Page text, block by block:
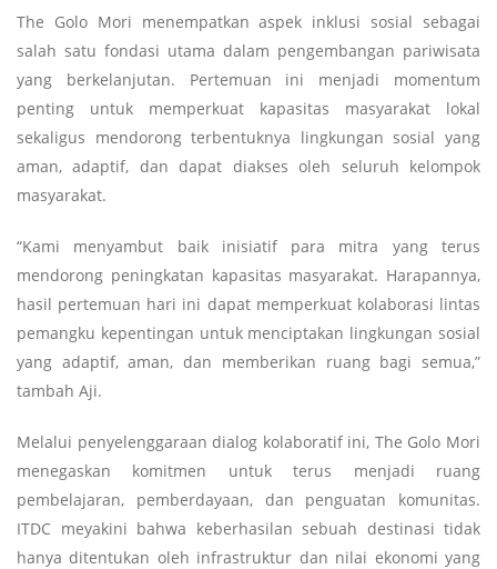
The Golo Mori menempatkan aspek inklusi sosial sebagai
salah satu fondasi utama dalam pengembangan pariwisata
yang berkelanjutan. Pertemuan ini menjadi momentum
penting untuk memperkuat kapasitas masyarakat lokal
sekaligus mendorong terbentuknya lingkungan sosial yang
aman, adaptif, dan dapat diakses oleh seluruh kelompok
masyarakat.
“Kami menyambut baik inisiatif para mitra yang terus
mendorong peningkatan kapasitas masyarakat. Harapannya,
hasil pertemuan hari ini dapat memperkuat kolaborasi lintas
pemangku kepentingan untuk menciptakan lingkungan sosial
yang adaptif, aman, dan memberikan ruang bagi semua,”
tambah Aji.
Melalui penyelenggaraan dialog kolaboratif ini, The Golo Mori
menegaskan komitmen untuk terus menjadi ruang
pembelajaran, pemberdayaan, dan penguatan komunitas.
ITDC meyakini bahwa keberhasilan sebuah destinasi tidak
hanya ditentukan oleh infrastruktur dan nilai ekonomi yang